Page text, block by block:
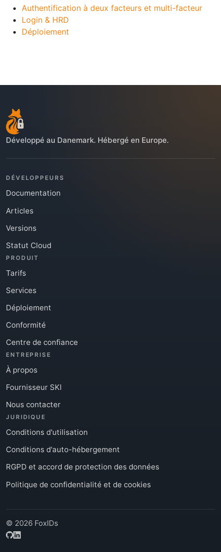
Authentification à deux facteurs et multi-facteur
Login & HRD
Déploiement
Développé au Danemark. Hébergé en Europe.
DÉVELOPPEURS
Documentation
Articles
Versions
Statut Cloud
PRODUIT
Tarifs
Services
Déploiement
Conformité
Centre de confiance
ENTREPRISE
À propos
Fournisseur SKI
Nous contacter
JURIDIQUE
Conditions d'utilisation
Conditions d'auto-hébergement
RGPD et accord de protection des données
Politique de confidentialité et de cookies
© 2026 FoxIDs
GitHub
LinkedIn